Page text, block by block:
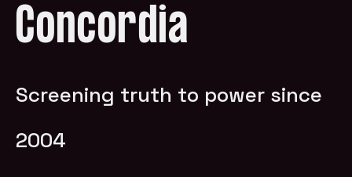
Concordia
Screening truth to power since
2004